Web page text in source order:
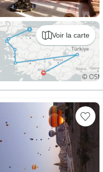
Voir la carte